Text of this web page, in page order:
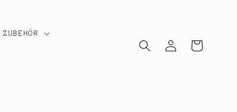
ZUBEHÖR
EinloggenWarenkorb